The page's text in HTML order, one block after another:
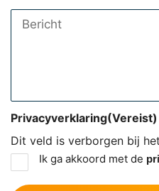
Bericht
Dit veld is verborgen bij
Privacyverklaring(Vereist)
Ik ga akkoord met de